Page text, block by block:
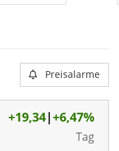
Preisalarme
+19,34|+6,47%
Tag